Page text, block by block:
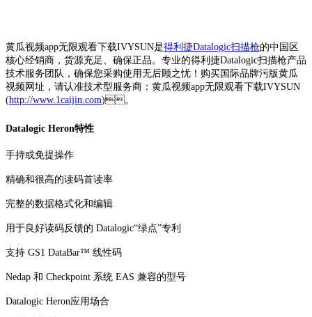
黄瓜视频app无限观看下载IVYSUN是得利捷Datalogic扫描枪的中国区
核心经销商，货源充足、确保正品。专业的得利捷Datalogic扫描枪产品
技术服务团队，确保您采购使用无后顾之忧！购买国际品牌污版黄瓜
视频网址，请认准技术型服务商：黄瓜视频app无限观看下载IVYSUN
(http://www.1caijin.com)。
Datalogic Heron特性
手持或免提操作
精确和很高的读码首读率
完整的数据格式化和编辑
用于良好读码反馈的 Datalogic“绿点”专利
支持 GS1 DataBar™ 线性码
Nedap 和 Checkpoint 系统 EAS 兼容的型号
Datalogic Heron应用场合